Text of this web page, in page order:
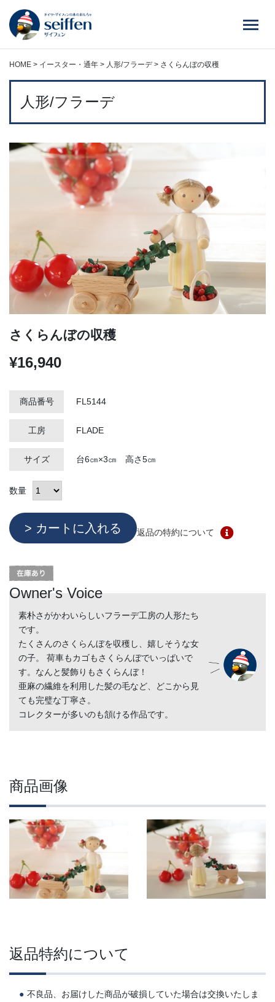
ン
HOME > イースター・通年 > 人形/フラーデ> さくらんぼの収穫
人形/フラーデ
さくらんぼの収穫
¥16,940
商品番号 FL5144
工房 FLADE
サイズ 台6㎝×3㎝ 高さ5㎝
数量
返品の特約について
Owner's Voice
素朴さがかわいらしいフラーデ工房の人形たち
です。
たくさんのさくらんぼを収穫し、嬉しそうな女
の子。 荷車もカゴもさくらんぼでいっぱいで
す。なんと髪飾りもさくらんぼ！
亜麻の繊維を利用した髪の毛など、どこから見
ても完璧な丁寧さ。
コレクターが多いのも頷ける作品です。
商品画像
返品特約について
不良品、お届けした商品が破損していた場合は交換いたしま